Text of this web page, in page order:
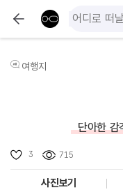
여행지
단아한 감
3 715
사진보기